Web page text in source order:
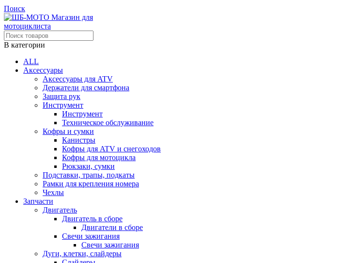
Поиск
В категории
ALL
Аксессуары
Аксессуары для ATV
Держатели для смартфона
Защита рук
Инструмент
Инструмент
Техническое обслуживание
Кофры и сумки
Канистры
Кофры для ATV и снегоходов
Кофры для мотоцикла
Рюкзаки, сумки
Подставки, трапы, подкаты
Рамки для крепления номера
Чехлы
Запчасти
Двигатель
Двигатель в сборе
Двигатели в сборе
Свечи зажигания
Свечи зажигания
Дуги, клетки, слайдеры